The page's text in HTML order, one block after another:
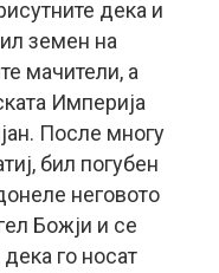
дека и
земен на
мачители, а
Империја
После многу
бил погубен
неговото
Божји и се
го носат